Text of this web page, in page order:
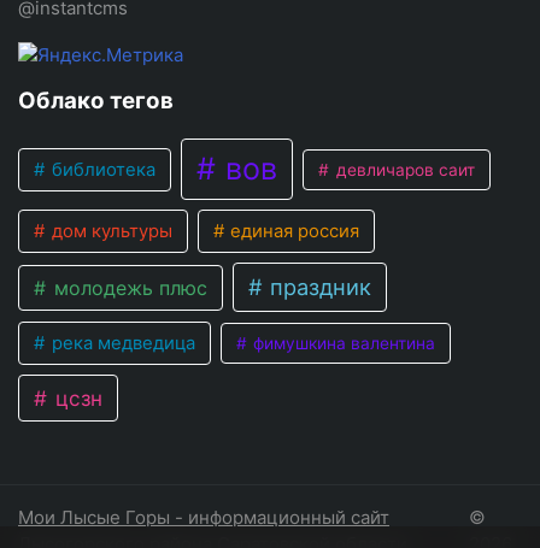
@instantcms
Облако тегов
библиотека вов девличаров саит
дом культуры единая россия
молодежь плюс праздник
река медведица фимушкина валентина
цсзн
Мои Лысые Горы - информационный сайт
©